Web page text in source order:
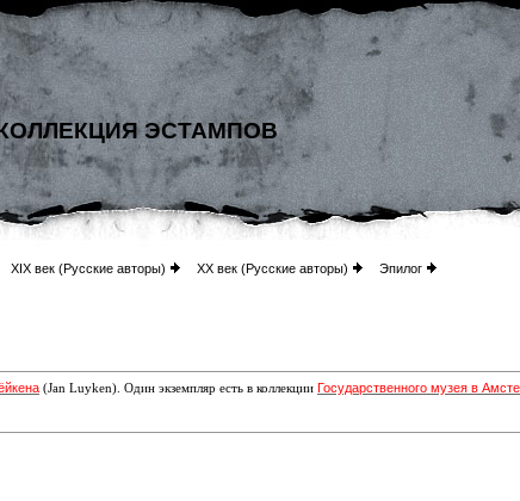
ЭСТАМПОВ
XIX век (Русские авторы) XX век (Русские авторы) Эпилог
(Jan Luyken). Один экземпляр есть в коллекции Государственного музея в